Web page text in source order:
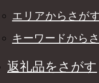
エリアからさが
キーワードから
返礼品をさがす